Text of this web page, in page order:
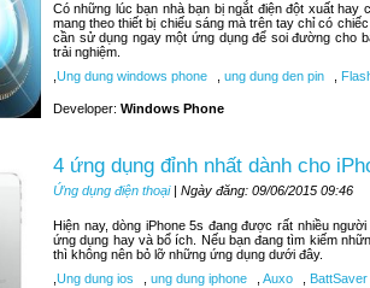
Có những lúc bạn nhà bạn bị ngắt điện đột xuất hay
mang theo thiết bị chiếu sáng mà trên tay chỉ có
cần sử dụng ngay một ứng dụng để soi đường cho
trải nghiệm.
Ung dung windows phone ung dung den pin
Developer: Windows Phone
4 ứng dụng đỉnh nhất dành cho
Ứng dụng điện thoại| Ngày đăng: 09/06/2015 09:46
Hiện nay, dòng iPhone 5s đang được rất nhiều
ứng dụng hay và bổ ích. Nếu bạn đang tìm kiếm
thì không nên bỏ lỡ những ứng dụng dưới đây.
Ung dung ios ung dung iphone Auxo BattSaver